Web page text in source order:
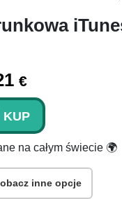
€
KUP
na całym świecie 🌍
inne opcje